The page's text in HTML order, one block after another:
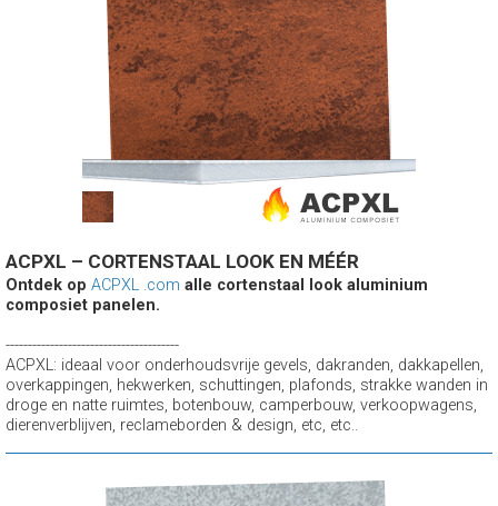
ACPXL – CORTENSTAAL LOOK EN MÉÉR
Ontdek op ACPXL .com alle cortenstaal look aluminium
composiet panelen.
---------------------------------------
ACPXL: ideaal voor onderhoudsvrije gevels, dakranden, dakkapellen,
overkappingen, hekwerken, schuttingen, plafonds, strakke wanden in
droge en natte ruimtes, botenbouw, camperbouw, verkoopwagens,
dierenverblijven, reclameborden & design, etc, etc..